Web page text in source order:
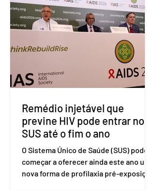
tarifárias adotadas pelo país norte-
americano com base na Seção 301 da
Lei de Comércio de 1974. Segundo nota
divulgada pelo Ministério das Relações
Exteriores, o Brasil considera que as
incompatíveis com as obrigações
assumidas pelos Estados Unid
Remédio injetável que
previne HIV pode entrar no
SUS até o fim o ano
O Sistema Único de Saúde (SUS) pode
começar a oferecer ainda este ano uma
nova forma de profilaxia pré-exposição